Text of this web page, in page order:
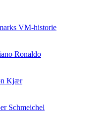
VM-historie
Ronaldo
Kjær
Schmeichel